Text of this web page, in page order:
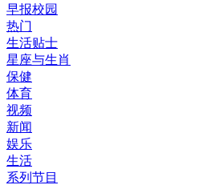
早报校园
热门
生活贴士
星座与生肖
保健
体育
视频
新闻
娱乐
生活
系列节目